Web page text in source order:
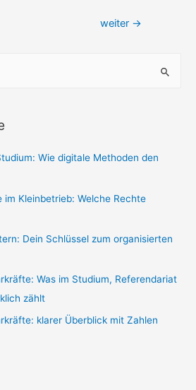
weiter →
Wie digitale Methoden den
im Kleinbetrieb: Welche Rechte
Dein Schlüssel zum organisierten
Was im Studium, Referendariat
zählt
klarer Überblick mit Zahlen